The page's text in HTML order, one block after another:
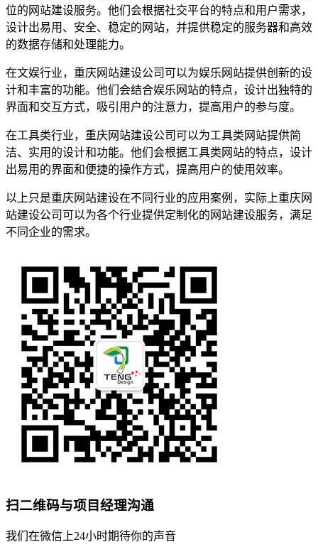
位的网站建设服务。他们会根据社交平台的特点和用户需求，
设计出易用、安全、稳定的网站，并提供稳定的服务器和高效
的数据存储和处理能力。
在文娱行业，重庆网站建设公司可以为娱乐网站提供创新的设
计和丰富的功能。他们会结合娱乐网站的特点，设计出独特的
界面和交互方式，吸引用户的注意力，提高用户的参与度。
在工具类行业，重庆网站建设公司可以为工具类网站提供简
洁、实用的设计和功能。他们会根据工具类网站的特点，设计
出易用的界面和便捷的操作方式，提高用户的使用效率。
以上只是重庆网站建设在不同行业的应用案例，实际上重庆网
站建设公司可以为各个行业提供定制化的网站建设服务，满足
不同企业的需求。
扫二维码与项目经理沟通
我们在微信上24小时期待你的声音